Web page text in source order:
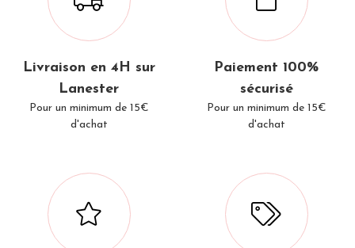
Livraison en 4H sur
Lanester
Pour un minimum de 15€
d'achat
Paiement 100%
sécurisé
Pour un minimum de 15€
d'achat